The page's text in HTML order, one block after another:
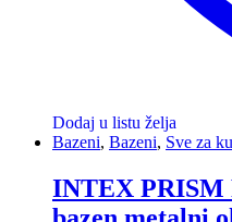
Dodaj u listu želja
Bazeni, Bazeni, Sve za
INTEX